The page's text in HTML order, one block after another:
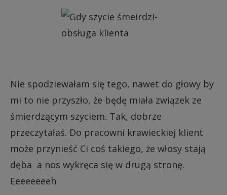
Nie spodziewałam się tego, nawet do głowy by
mi to nie przyszło, że będę miała związek ze
śmierdzącym szyciem. Tak, dobrze
przeczytałaś. Do pracowni krawieckiej klient
może przynieść Ci coś takiego, że włosy stają
dęba a nos wykręca się w drugą stronę.
Eeeeeeeeh